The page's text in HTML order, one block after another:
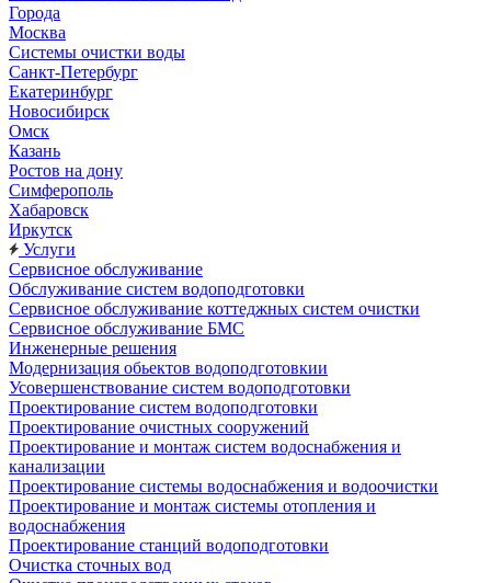
Города
Москва
Системы очистки воды
Санкт-Петербург
Екатеринбург
Новосибирск
Омск
Казань
Ростов на дону
Симферополь
Хабаровск
Иркутск
Услуги
Сервисное обслуживание
Обслуживание систем водоподготовки
Сервисное обслуживание коттеджных систем очистки
Сервисное обслуживание БМС
Инженерные решения
Модернизация обьектов водоподготовкии
Усовершенствование систем водоподготовки
Проектирование систем водоподготовки
Проектирование очистных сооружений
Проектирование и монтаж систем водоснабжения и
канализации
Проектирование системы водоснабжения и водоочистки
Проектирование и монтаж системы отопления и
водоснабжения
Проектирование станций водоподготовки
Очистка сточных вод